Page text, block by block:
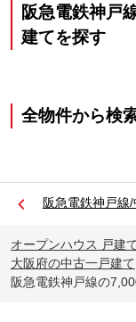
阪急電鉄神戸
建てを探す
全物件から検
阪急電鉄神戸線
オープンハウス 戸建
大阪府の中古一戸建て
阪急電鉄神戸線の